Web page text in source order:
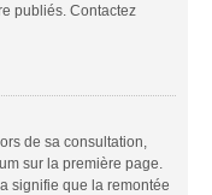
publiés. Contactez
de sa consultation,
sur la première page.
signifie que la remontée